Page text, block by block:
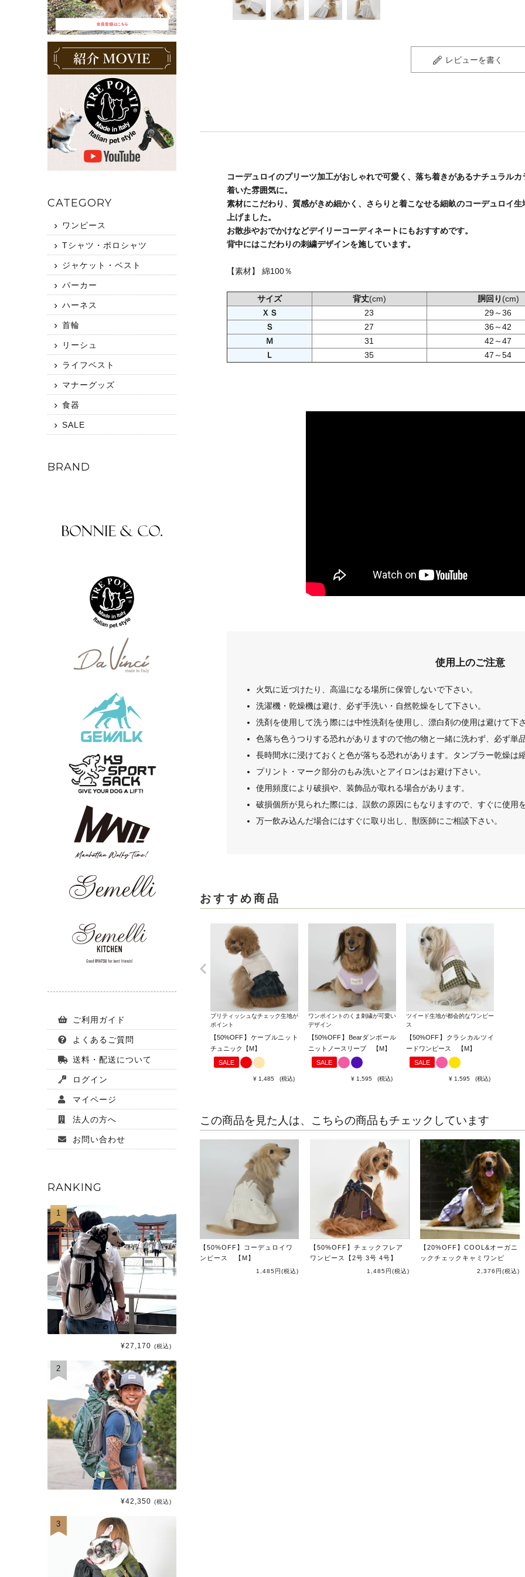
CATEGORY
ワンピース
Tシャツ・ポロシャツ
ジャケット・ベスト
パーカー
ハーネス
首輪
リーシュ
ライフベスト
マナーグッズ
食器
SALE
BRAND
ご利用ガイド
よくあるご質問
送料・配送について
ログイン
マイページ
法人の方へ
お問い合わせ
RANKING
1
¥27,170 (税込)
2
¥42,350 (税込)
3
レビューを書く
コーデュロイのプリーツ加工がおしゃれで可愛く、落ち着きがあるナチュラル
着いた雰囲気に。
素材にこだわり、質感がきめ細かく、さらりと着こなせる細畝のコーデュロイ
上げました。
お散歩やおでかけなどデイリーコーディネートにもおすすめです。
背中にはこだわりの刺繍デザインを施しています。
【素材】 綿100％
サイズ 背丈(cm) 胴回り (cm)
ＸＳ
23 29～36
Ｓ
27 36～42
Ｍ
31 42～47
Ｌ
35 47～54
使用上のご注意
火気に近づけたり、高温になる場所に保管しないで下さい。
洗濯機・乾燥機は避け、必ず手洗い・自然乾燥をして下さい。
洗剤を使用して洗う際には中性洗剤を使用し、漂白剤の使用は避けて下さ
色落ち色うつりする恐れがありますので他の物と一緒に洗わず、必ず単
長時間水に浸けておくと色が落ちる恐れがあります。タンブラー乾燥は
プリント・マーク部分のもみ洗いとアイロンはお避け下さい。
使用頻度により破損や、装飾品が取れる場合があります。
破損個所が見られた際には、誤飲の原因にもなりますので、すぐに使用
万一飲み込んだ場合にはすぐに取り出し、獣医師にご相談下さい。
おすすめ商品
ブリティッシュなチェック生地が
ポイント
【50%OFF】ケーブルニット
チュニック【M】
SALE
¥ 1,485 税込
ワンポイントのくま刺繍が可愛い
デザイン
【50%OFF】Bearダンボール
ニットノースリーブ 【M】
SALE
¥ 1,595 税込
ツイード生地が都会的なワンピー
ス
【50%OFF】クラシカルツイ
ードワンピース 【M】
SALE
¥ 1,595 税込
この商品を見た人は、こちらの商品もチェックしています
【50%OFF】コーデュロイワ
ンピース 【M】
1,485円(税込)
【50%OFF】チェックフレア
ワンピース【2号 3号 4号】
1,485円(税込)
【20%OFF】COOL&オーガニ
ックチェックキャミワンピ
2,376円(税込)